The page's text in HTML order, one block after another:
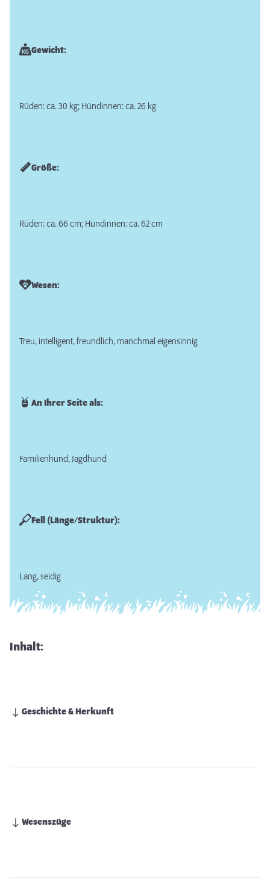
Gewicht:
Rüden: ca. 30 kg; Hündinnen: ca. 26 kg
Größe:
Rüden: ca. 66 cm; Hündinnen: ca. 62 cm
Wesen:
Treu, intelligent, freundlich, manchmal eigensinnig
An Ihrer Seite als:
Familienhund, Jagdhund
Fell (Länge/Struktur):
Lang, seidig
Inhalt:
Geschichte & Herkunft
Wesenszüge